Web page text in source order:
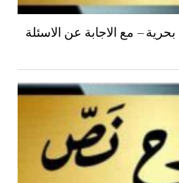
– مع الاجابة عن الاسئلة